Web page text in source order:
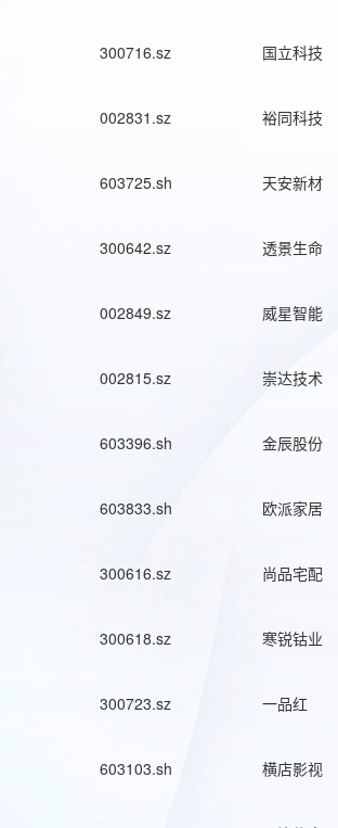
300716.sz 国立科技
002831.sz 裕同科技
603725.sh 天安新材
300642.sz 透景生命
002849.sz 威星智能
002815.sz 崇达技术
603396.sh 金辰股份
603833.sh 欧派家居
300616.sz 尚品宅配
300618.sz 寒锐钴业
300723.sz 一品红
603103.sh 横店影视